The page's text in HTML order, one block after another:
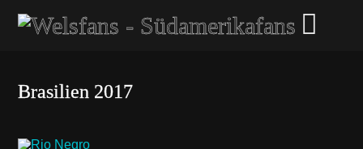
Brasilien 2017